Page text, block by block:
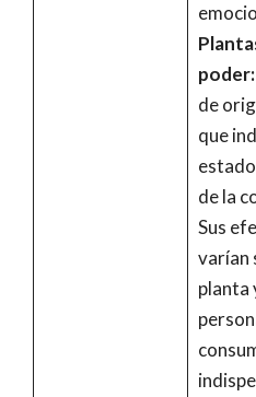
poder:
de
que
de la
Sus
varían
planta